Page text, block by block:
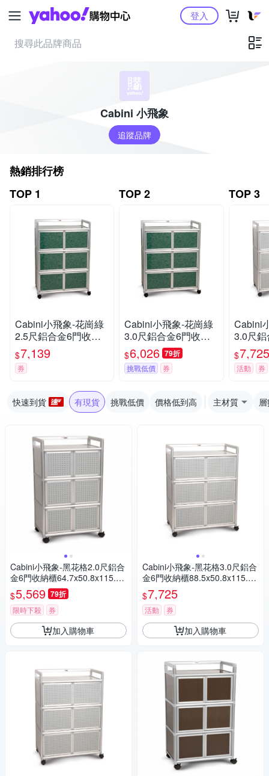
Yahoo購物中心登入
Cabini 小飛象
追蹤品牌
熱銷排行榜
TOP 1
Cabini小飛象-花崗綠
2.5尺鋁合金6門收納
櫃73.5x50.8x115.3cm
$7,139
券
TOP 2
Cabini小飛象-花崗綠
3.0尺鋁合金6門收納
櫃88.5x50.8x115.3cm
$6,026 79折
挑戰低價 券
TOP 3
Cabini
3.0尺
櫃
$7,725
活動 券
快速到貨 有現貨 挑戰低價 價格低到高 主材質
Cabini小飛象-黑花格2.0尺鋁合
金6門收納櫃64.7x50.8x115.3c
m
$5,569 79折
限時下殺 券
加入購物車
Cabini小飛象-黑花格3.0尺鋁合
金6門收納櫃88.5x50.8x115.3c
m
$7,725
活動 券
加入購物車